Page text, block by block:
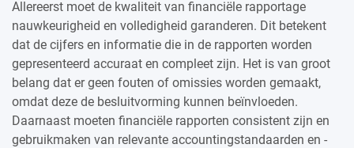
Allereerst moet de kwaliteit van financiële rapportage
nauwkeurigheid en volledigheid garanderen. Dit betekent
dat de cijfers en informatie die in de rapporten worden
gepresenteerd accuraat en compleet zijn. Het is van groot
belang dat er geen fouten of omissies worden gemaakt,
omdat deze de besluitvorming kunnen beïnvloeden.
Daarnaast moeten financiële rapporten consistent zijn en
gebruikmaken van relevante accountingstandaarden en -